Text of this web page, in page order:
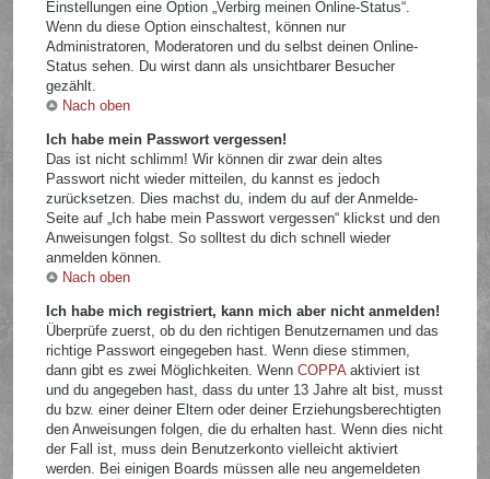
Einstellungen eine Option „Verbirg meinen Online-Status“.
Wenn du diese Option einschaltest, können nur
Administratoren, Moderatoren und du selbst deinen Online-
Status sehen. Du wirst dann als unsichtbarer Besucher
gezählt.
Nach oben
Ich habe mein Passwort vergessen!
Das ist nicht schlimm! Wir können dir zwar dein altes
Passwort nicht wieder mitteilen, du kannst es jedoch
zurücksetzen. Dies machst du, indem du auf der Anmelde-
Seite auf „Ich habe mein Passwort vergessen“ klickst und den
Anweisungen folgst. So solltest du dich schnell wieder
anmelden können.
Nach oben
Ich habe mich registriert, kann mich aber nicht anmelden!
Überprüfe zuerst, ob du den richtigen Benutzernamen und das
richtige Passwort eingegeben hast. Wenn diese stimmen,
dann gibt es zwei Möglichkeiten. WennCOPPAaktiviert ist
und du angegeben hast, dass du unter 13 Jahre alt bist, musst
du bzw. einer deiner Eltern oder deiner Erziehungsberechtigten
den Anweisungen folgen, die du erhalten hast. Wenn dies nicht
der Fall ist, muss dein Benutzerkonto vielleicht aktiviert
werden. Bei einigen Boards müssen alle neu angemeldeten